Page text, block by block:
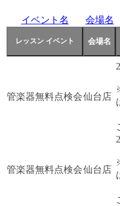
イベント名 会場名
管楽器無料点検会仙台店
管楽器無料点検会仙台店